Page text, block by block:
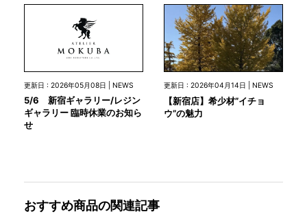
更新日 : 2026年05月08日 | NEWS
5/6 新宿ギャラリー/レジン
ギャラリー 臨時休業のお知ら
せ
更新日 : 2026年04月14日 | NEWS
【新宿店】希少材”イチョ
ウ”の魅力
おすすめ商品の関連記事